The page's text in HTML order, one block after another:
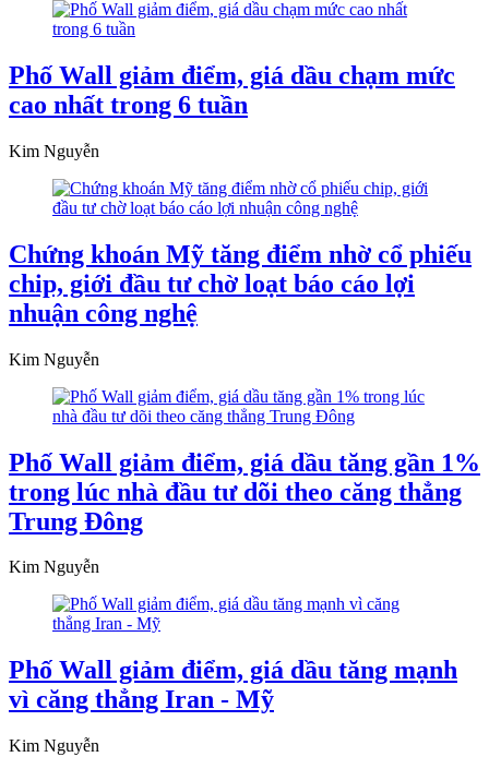
Phố Wall giảm điểm, giá dầu chạm mức
cao nhất trong 6 tuần
Kim Nguyễn
Chứng khoán Mỹ tăng điểm nhờ cổ phiếu
chip, giới đầu tư chờ loạt báo cáo lợi
nhuận công nghệ
Kim Nguyễn
Phố Wall giảm điểm, giá dầu tăng gần 1%
trong lúc nhà đầu tư dõi theo căng thẳng
Trung Đông
Kim Nguyễn
Phố Wall giảm điểm, giá dầu tăng mạnh
vì căng thẳng Iran - Mỹ
Kim Nguyễn